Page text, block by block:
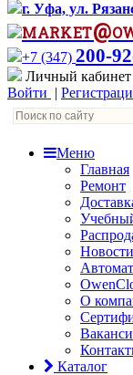
г. Уфа, ул.
+7 (347) 200-
Личный кабинет
Войти |
Меню
Главная
Ремонт
Новости
О
Каталог